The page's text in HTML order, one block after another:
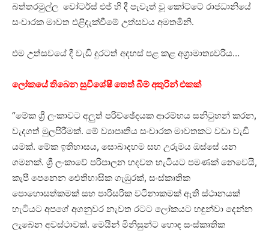
බත්තරමුල්ල වෝටර්ස් එජ් හි දී පැවැත් වූ කෝට්ටේ රාජධානියේ
සංචාරක මාවත එළිදැක්වීමේ උත්සවය අමතමිනි.
එම උත්සවයේ දී වැඩි දුරටත් අදහස් පළ කළ අග්‍රාමාත්‍යවරිය…
ලෝකයේ තිබෙන සුවිශේෂී තෙත් බිම් අතුරින් එකක්
“මේක ශ්‍රී ලංකාවට අලුත් පරිච්ඡේදයක ආරම්භය සනිටුහන් කරන,
වැදගත් මුලපිරීමක්. මේ ව්‍යාපෘතිය සංචාරක මාවතකට වඩා වැඩි
යමක්. මේක ඉතිහාසය, සොබාදහම සහ උරුමය ඔස්සේ යන
ගමනක්. ශ්‍රී ලංකාවේ පරිපාලන හදවත හැටියට පමණක් නෙවෙයි,
කැපී පෙනෙන ඓතිහාසික ගැඹුරක්, සංස්කෘතික
පොහොසත්කමක් සහ පාරිසරික වටිනාකමක් ඇති ස්ථානයක්
හැටියට අපගේ අගනුවර නැවත රටට ලෝකයට හඳුන්වා දෙන්න
ලැබෙන අවස්ථාවක්. මෙයින් මිනිසුන්ට හොඳ සංස්කෘතික